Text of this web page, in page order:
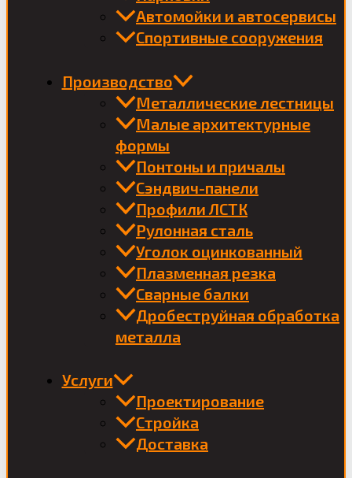
Автомойки и автосервисы
Спортивные сооружения
Производство
Металлические лестницы
Малые архитектурные
формы
Понтоны и причалы
Сэндвич-панели
Профили ЛСТК
Рулонная сталь
Уголок оцинкованный
Плазменная резка
Сварные балки
Дробеструйная обработка
металла
Услуги
Проектирование
Стройка
Доставка